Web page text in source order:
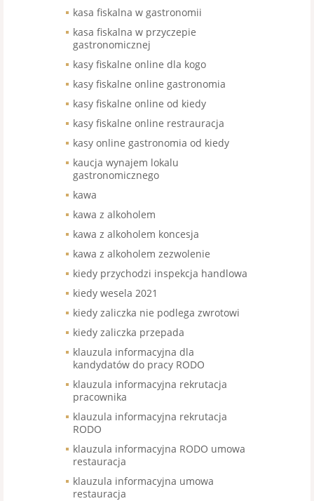
kasa fiskalna w gastronomii
kasa fiskalna w przyczepie
gastronomicznej
kasy fiskalne online dla kogo
kasy fiskalne online gastronomia
kasy fiskalne online od kiedy
kasy fiskalne online restrauracja
kasy online gastronomia od kiedy
kaucja wynajem lokalu
gastronomicznego
kawa
kawa z alkoholem
kawa z alkoholem koncesja
kawa z alkoholem zezwolenie
kiedy przychodzi inspekcja handlowa
kiedy wesela 2021
kiedy zaliczka nie podlega zwrotowi
kiedy zaliczka przepada
klauzula informacyjna dla
kandydatów do pracy RODO
klauzula informacyjna rekrutacja
pracownika
klauzula informacyjna rekrutacja
RODO
klauzula informacyjna RODO umowa
restauracja
klauzula informacyjna umowa
restauracja